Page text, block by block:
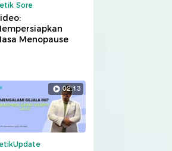
Sore
Menopause
02:13